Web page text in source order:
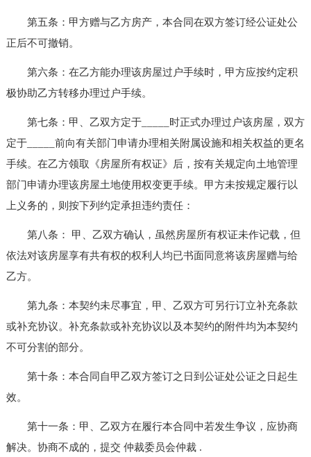
第五条：甲方赠与乙方房产，本合同在双方签订经公证处公
正后不可撤销。
第六条：在乙方能办理该房屋过户手续时，甲方应按约定积
极协助乙方转移办理过户手续。
第七条：甲、乙双方定于_____时正式办理过户该房屋，双方
定于_____前向有关部门申请办理相关附属设施和相关权益的更名
手续。在乙方领取《房屋所有权证》后，按有关规定向土地管理
部门申请办理该房屋土地使用权变更手续。甲方未按规定履行以
上义务的，则按下列约定承担违约责任：
第八条： 甲、乙双方确认，虽然房屋所有权证未作记载，但
依法对该房屋享有共有权的权利人均已书面同意将该房屋赠与给
乙方。
第九条：本契约未尽事宜，甲、乙双方可另行订立补充条款
或补充协议。补充条款或补充协议以及本契约的附件均为本契约
不可分割的部分。
第十条：本合同自甲乙双方签订之日到公证处公证之日起生
效。
第十一条：甲、乙双方在履行本合同中若发生争议，应协商
解决。协商不成的，提交 仲裁委员会仲裁 .